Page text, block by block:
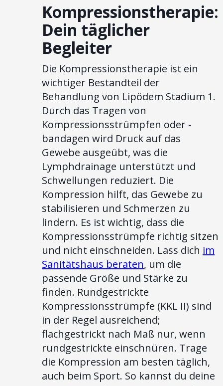
Kompressionstherapie:
Dein täglicher
Begleiter
Die Kompressionstherapie ist ein
wichtiger Bestandteil der
Behandlung von Lipödem Stadium 1.
Durch das Tragen von
Kompressionsstrümpfen oder -
bandagen wird Druck auf das
Gewebe ausgeübt, was die
Lymphdrainage unterstützt und
Schwellungen reduziert. Die
Kompression hilft, das Gewebe zu
stabilisieren und Schmerzen zu
lindern. Es ist wichtig, dass die
Kompressionsstrümpfe richtig sitzen
und nicht einschneiden. Lass dich im
Sanitätshaus beraten, um die
passende Größe und Stärke zu
finden. Rundgestrickte
Kompressionsstrümpfe (KKL II) sind
in der Regel ausreichend;
flachgestrickt nach Maß nur, wenn
rundgestrickte einschnüren. Trage
die Kompression am besten täglich,
auch beim Sport. So kannst du deine